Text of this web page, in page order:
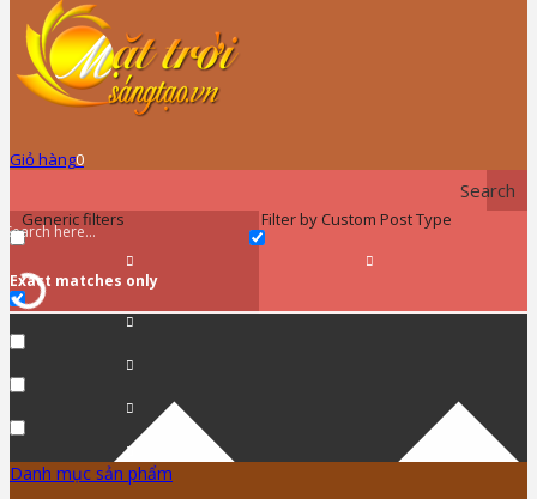
Giỏ hàng0
Search
Generic filters
Exact matches only
Filter by Custom Post Type
Danh mục sản phẩm